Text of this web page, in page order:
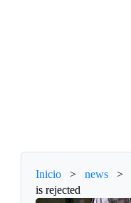
Inicio > news >
is rejected